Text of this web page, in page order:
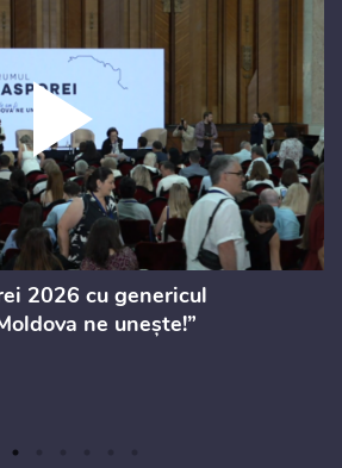
2026 cu genericul
ne unește!”